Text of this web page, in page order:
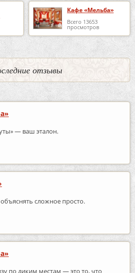
Кафе «Мельба»
Всего 13653
просмотров
отзывы
— ваш эталон.
сложное просто.
по диким местам — это то, что